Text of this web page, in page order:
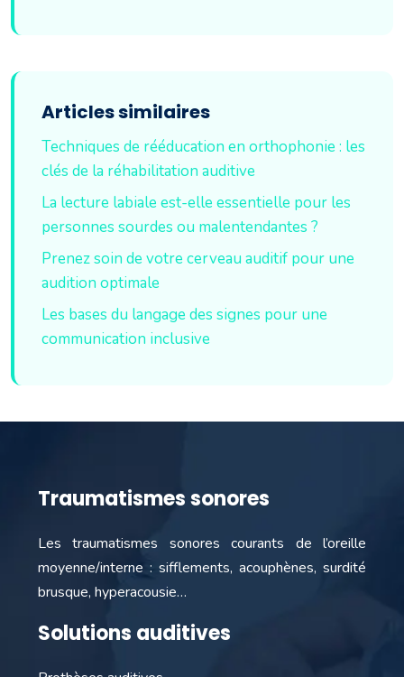
Articles similaires
Techniques de rééducation en orthophonie : les
clés de la réhabilitation auditive
La lecture labiale est-elle essentielle pour les
personnes sourdes ou malentendantes ?
Prenez soin de votre cerveau auditif pour une
audition optimale
Les bases du langage des signes pour une
communication inclusive
Traumatismes sonores
Les traumatismes sonores courants de l’oreille
moyenne/interne : sifflements, acouphènes, surdité
brusque, hyperacousie…
Solutions auditives